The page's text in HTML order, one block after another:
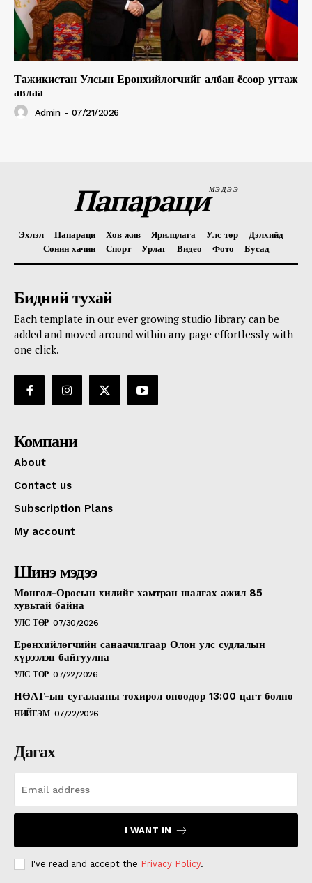
Тажикистан Улсын Ерөнхийлөгчийг албан ёсоор угтаж
авлаа
Admin - 07/21/2026
ПапарациМЭДЭЭ
Эхлэл Папараци Хов жив Ярилцлага Улс төр
Дэлхийд
Сонин хачин
Спорт Урлаг Видео Фото Бусад
Бидний тухай
Each template in our ever growing studio library can be
added and moved around within any page effortlessly with
one click.
Компани
About
Contact us
Subscription Plans
My account
Шинэ мэдээ
Монгол-Оросын хилийг хамтран шалгах ажил 85
хувьтай байна
УЛС ТӨР 07/30/2026
Ерөнхийлөгчийн санаачилгаар Олон улс судлалын
хүрээлэн байгуулна
УЛС ТӨР 07/22/2026
НӨАТ-ын сугалааны тохирол өнөөдөр 13:00 цагт болно
НИЙГЭМ 07/22/2026
Дагах
I WANT IN
I've read and accept the Privacy Policy.